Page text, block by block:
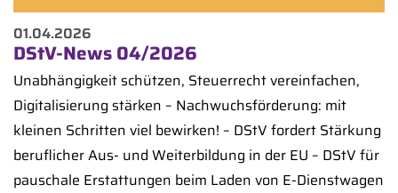
01.04.2026
DStV-News 04/2026
Unabhängigkeit schützen, Steuerrecht vereinfachen,
Digitalisierung stärken – Nachwuchsförderung: mit
kleinen Schritten viel bewirken! – DStV fordert Stärkung
beruflicher Aus- und Weiterbildung in der EU – DStV für
pauschale Erstattungen beim Laden von E-Dienstwagen